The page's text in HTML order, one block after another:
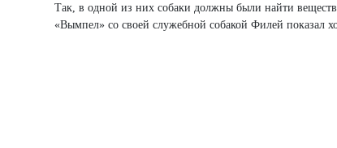
Так, в одной из них собаки должны были найти
«Вымпел» со своей служебной собакой Филей показал